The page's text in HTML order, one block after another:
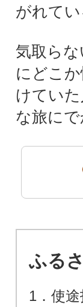
がれてい
気取ら
にどこ
けてい
な旅にで
ふる
1．使